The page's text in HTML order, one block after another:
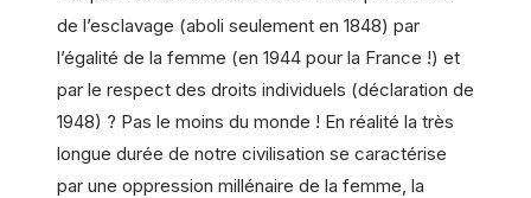
de l’esclavage (aboli seulement en 1848) par
l’égalité de la femme (en 1944 pour la France !) et
par le respect des droits individuels (déclaration de
1948) ? Pas le moins du monde ! En réalité la très
longue durée de notre civilisation se caractérise
par une oppression millénaire de la femme, la